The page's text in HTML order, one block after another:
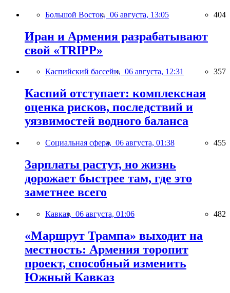
Большой Восток, 06 августа, 13:05 404
Иран и Армения разрабатывают
свой «TRIPP»
Каспийский бассейн, 06 августа, 12:31 357
Каспий отступает: комплексная
оценка рисков, последствий и
уязвимостей водного баланса
Социальная сфера, 06 августа, 01:38 455
Зарплаты растут, но жизнь
дорожает быстрее там, где это
заметнее всего
Кавказ, 06 августа, 01:06 482
«Маршрут Трампа» выходит на
местность: Армения торопит
проект, способный изменить
Южный Кавказ